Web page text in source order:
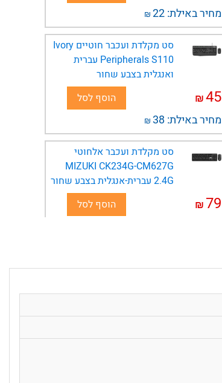
מחיר באילת:22
₪
סט מקלדת ועכבר חוטיים Ivory
Peripherals S110 עברית
ואנגלית בצבע שחור
45
₪
מחיר באילת: 38
₪
הוסף לסל
סט מקלדת ועכבר אלחוטי
MIZUKI CK234G-CM627G
2.4G עברית-אנגלית בצבע שחור
79
₪ הוסף לסל